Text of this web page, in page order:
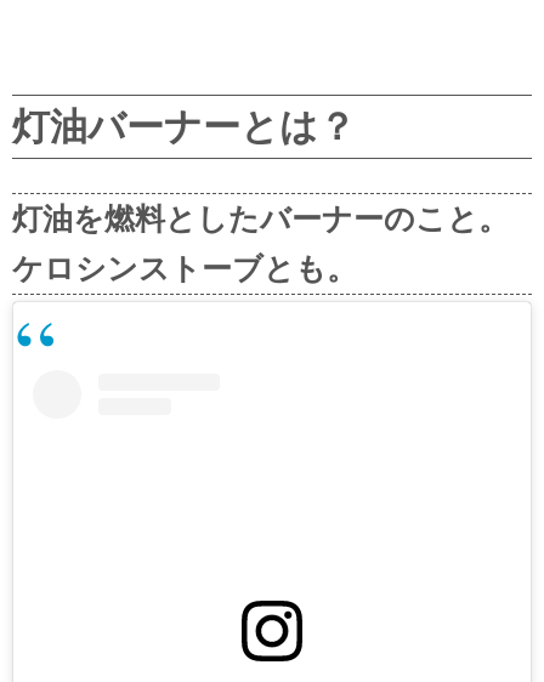
灯油バーナーとは？
灯油を燃料としたバーナーのこと。
ケロシンストーブとも。